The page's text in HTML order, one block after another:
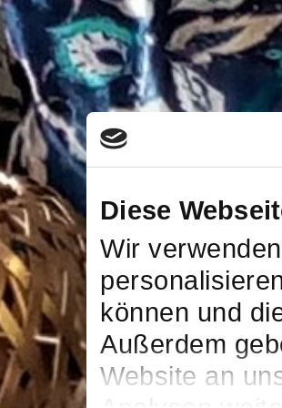
Diese
Wir
können und
Außerdem
Website an